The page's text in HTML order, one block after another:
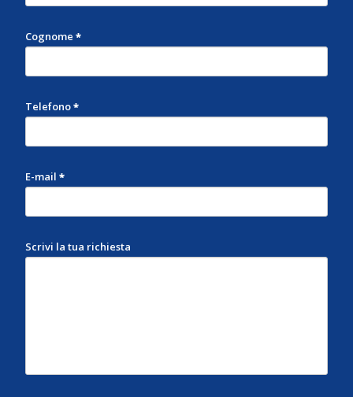
Cognome *
Telefono*
E-mail *
Scrivi la tua richiesta